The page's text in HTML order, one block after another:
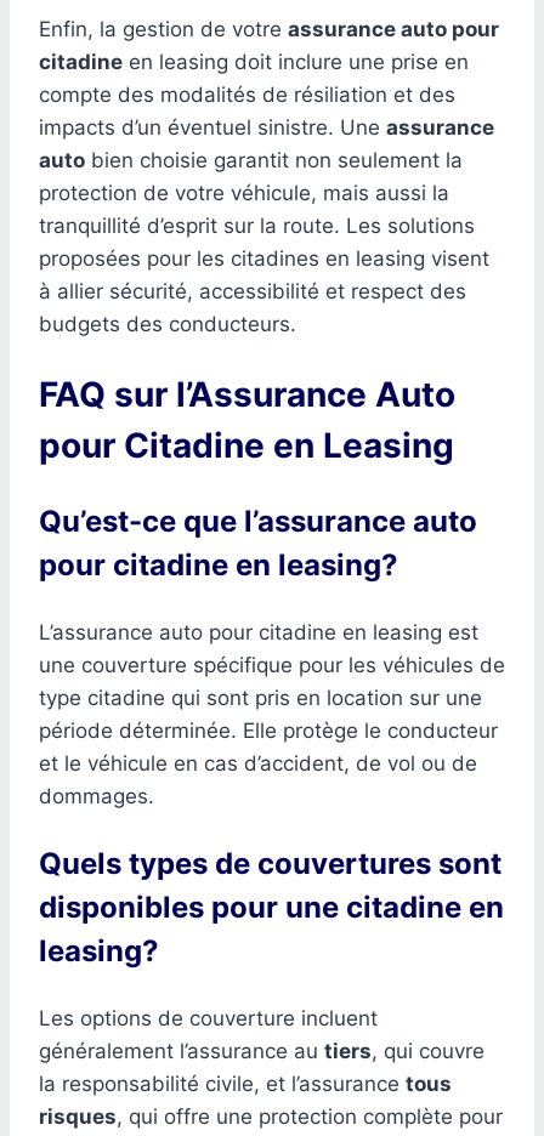
Enfin, la gestion de votre assurance auto pour
citadine en leasing doit inclure une prise en
compte des modalités de résiliation et des
impacts d’un éventuel sinistre. Une assurance
auto bien choisie garantit non seulement la
protection de votre véhicule, mais aussi la
tranquillité d’esprit sur la route. Les solutions
proposées pour les citadines en leasing visent
à allier sécurité, accessibilité et respect des
budgets des conducteurs.
FAQ sur l’Assurance Auto
pour Citadine en Leasing
Qu’est-ce que l’assurance auto
pour citadine en leasing?
L’assurance auto pour citadine en leasing est
une couverture spécifique pour les véhicules de
type citadine qui sont pris en location sur une
période déterminée. Elle protège le conducteur
et le véhicule en cas d’accident, de vol ou de
dommages.
Quels types de couvertures sont
disponibles pour une citadine en
leasing?
Les options de couverture incluent
généralement l’assurance au tiers, qui couvre
la responsabilité civile, et l’assurance tous
risques, qui offre une protection complète pour